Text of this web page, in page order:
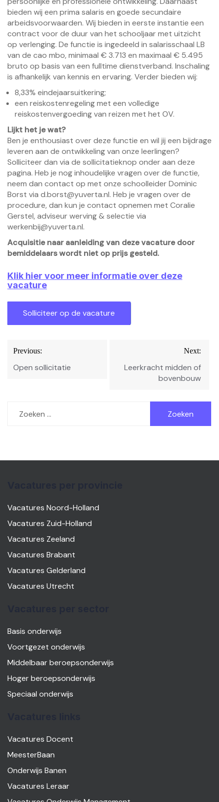
bieden wij een prima salaris en goede secundaire
arbeidsvoorwaarden. Wij bieden in eerste instantie een
contract voor de duur van het schooljaar met uitzicht
op verlenging. De functie is ingedeeld in salarisschaal LB
van de cao mbo, minimaal € 3.713 en maximaal € 5.495
bruto op basis van een fulltime dienstverband. Inschaling
is afhankelijk van kennis en ervaring. Verder bieden wij:
8,33% eindejaarsuitkering;
een reiskostenregeling met een volledige
reiskostenvergoeding van reizen met het OV.
Lijkt het je wat?
Ben je enthousiast over deze functie en wil jij een bijdrage
leveren aan de ontwikkeling van onze leerlingen?
Solliciteer dan via de sollicitatieknop onder aan deze
pagina. Heb je nog inhoudelijke vragen over de functie,
neem dan contact op met onze schoolleider Dominic
Borst via d.borst@yuverta.nl. Heb je vragen over de
procedure, dan kun je contact opnemen met Coralie
Gerstel, adviseur werving & selectie via
werkenbij@yuverta.nl.
Acquisitie naar aanleiding van deze vacature door
bemiddelaars wordt niet op prijs gesteld.
Klik hier voor meer informatie over deze
vacature
Bericht
navigatie
Previous:
Open sollicitatie
Next:
Leerkracht midden of
bovenbouw
naar:
Vacatures Noord-Holland
Vacatures Zuid-Holland
Vacatures Zeeland
Vacatures Brabant
Vacatures Gelderland
Vacatures Utrecht
Basis onderwijs
Voortgezet onderwijs
Middelbaar beroepsonderwijs
Hoger beroepsonderwijs
Speciaal onderwijs
Vacatures Docent
MeesterBaan
Onderwijs Banen
Vacatures Leraar